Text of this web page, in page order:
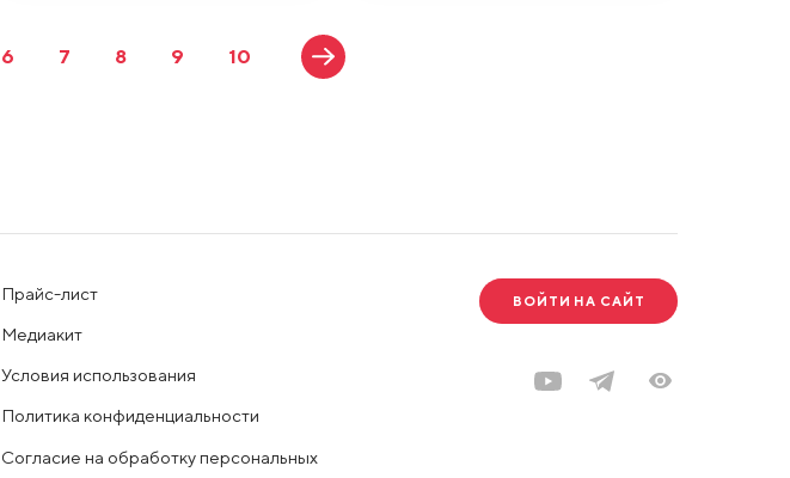
6 7 8 9 10
Прайс-лист
Медиакит
Условия использования
Политика конфиденциальности
Согласие на обработку персональных
ВОЙТИ НА САЙТ